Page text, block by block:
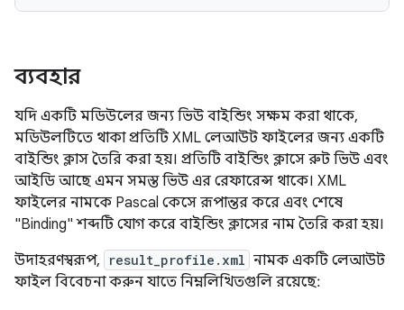
ব্যবহার
যদি একটি মডিউলের জন্য ভিউ বাইন্ডিং সক্ষম করা থাকে,
মডিউলটিতে থাকা প্রতিটি XML লেআউট ফাইলের জন্য একটি
বাইন্ডিং ক্লাস তৈরি করা হয়। প্রতিটি বাইন্ডিং ক্লাসে রুট ভিউ এবং
আইডি আছে এমন সমস্ত ভিউ এর রেফারেন্স থাকে। XML
ফাইলের নামকে Pascal কেসে রূপান্তর করে এবং শেষে
"Binding" শব্দটি যোগ করে বাইন্ডিং ক্লাসের নাম তৈরি করা হয়।
উদাহরণস্বরূপ,
result_profile.xml নামক একটি লেআউট
ফাইল বিবেচনা করুন যাতে নিম্নলিখিতগুলি রয়েছে: